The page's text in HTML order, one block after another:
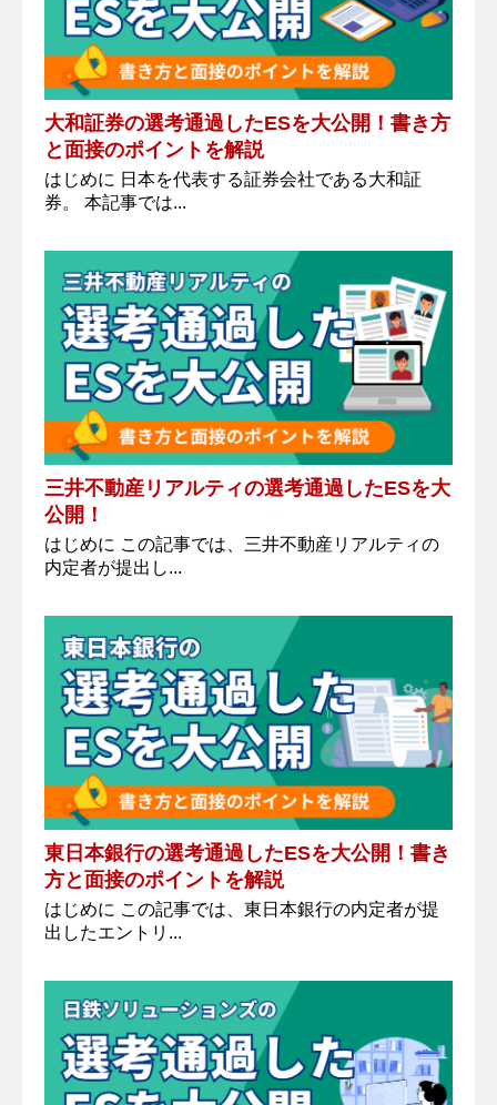
大和証券の選考通過したESを大公開！書き方
と面接のポイントを解説
はじめに 日本を代表する証券会社である大和証
券。 本記事では...
三井不動産リアルティの選考通過したESを大
公開！
はじめに この記事では、三井不動産リアルティの
内定者が提出し...
東日本銀行の選考通過したESを大公開！書き
方と面接のポイントを解説
はじめに この記事では、東日本銀行の内定者が提
出したエントリ...